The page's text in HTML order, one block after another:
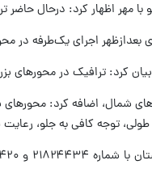
مهر اظهار کرد: درحال
بعدازظهر اجرای یک‌طرفه
کرد: ترافیک در محورهای
شمال، اضافه کرد:
توجه کافی به جلو،